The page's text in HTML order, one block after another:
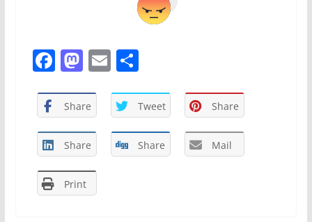
F
a
c
e
b
o
o
M
a
st
o
d
o
n
E
m
ai
l
S
ar
e
Share Tweet Share
Share Share Mail
Print